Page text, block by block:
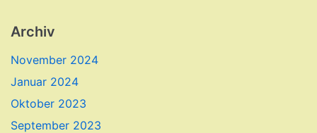
Archiv
November 2024
Januar 2024
Oktober 2023
September 2023